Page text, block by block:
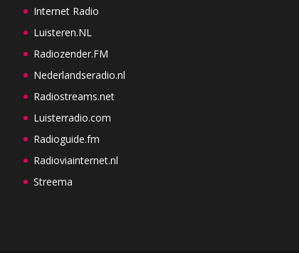
Internet Radio
Luisteren.NL
Radiozender.FM
Nederlandseradio.nl
Radiostreams.net
Luisterradio.com
Radioguide.fm
Radioviainternet.nl
Streema